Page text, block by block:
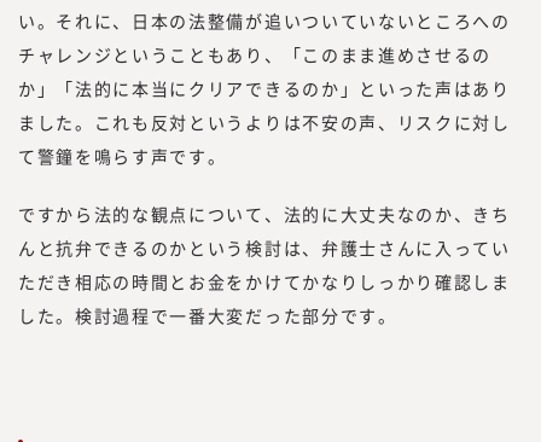
い。それに、日本の法整備が追いついていないところへの
チャレンジということもあり、「このまま進めさせるの
か」「法的に本当にクリアできるのか」といった声はあり
ました。これも反対というよりは不安の声、リスクに対し
て警鐘を鳴らす声です。
ですから法的な観点について、法的に大丈夫なのか、きち
んと抗弁できるのかという検討は、弁護士さんに入ってい
ただき相応の時間とお金をかけてかなりしっかり確認しま
した。検討過程で一番大変だった部分です。